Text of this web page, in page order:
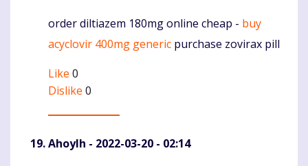
Komentaras
order diltiazem 180mg online cheap - buy
acyclovir 400mg generic purchase zovirax pill
Like 0
Dislike 0
Ahoylh - 2022-03-20 - 02:14